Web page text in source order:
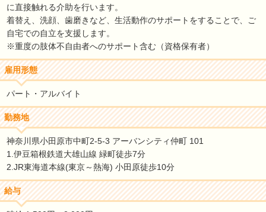
に直接触れる介助を行います。
着替え、洗顔、歯磨きなど、生活動作のサポートをすることで、ご
自宅での自立を支援します。
※重度の肢体不自由者へのサポート含む（資格保有者）
雇用形態
パート・アルバイト
勤務地
神奈川県小田原市中町2-5-3 アーバンシティ仲町 101
1.伊豆箱根鉄道大雄山線 緑町徒歩7分
2.JR東海道本線(東京～熱海) 小田原徒歩10分
給与